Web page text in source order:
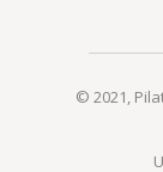
© 2021,